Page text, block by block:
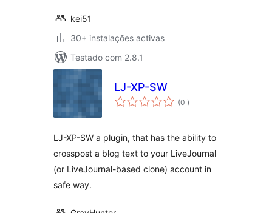
kei51
30+ instalações activas
Testado com 2.8.1
LJ-XP-SW
(0 classificações
)
LJ-XP-SW a plugin, that has the ability to
crosspost a blog text to your LiveJournal
(or LiveJournal-based clone) account in
safe way.